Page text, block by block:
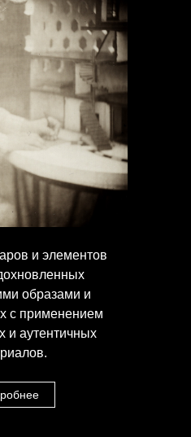
и элементов
образами и
с применением
и аутентичных